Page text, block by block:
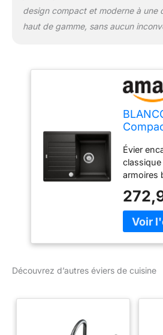
design compact et moderne à une
haut de gamme, sans aucun
Évier
armoires
égouttoir
couleurs
compacte
que
Découvrez d’autres éviers de cuisine